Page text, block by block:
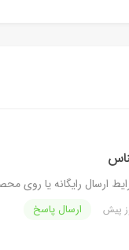
ارسال رایگانه یا روی
ارسال پاسخ